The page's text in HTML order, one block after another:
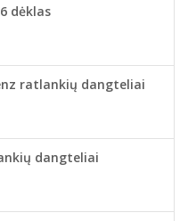
dėklas
ratlankių dangteliai
dangteliai